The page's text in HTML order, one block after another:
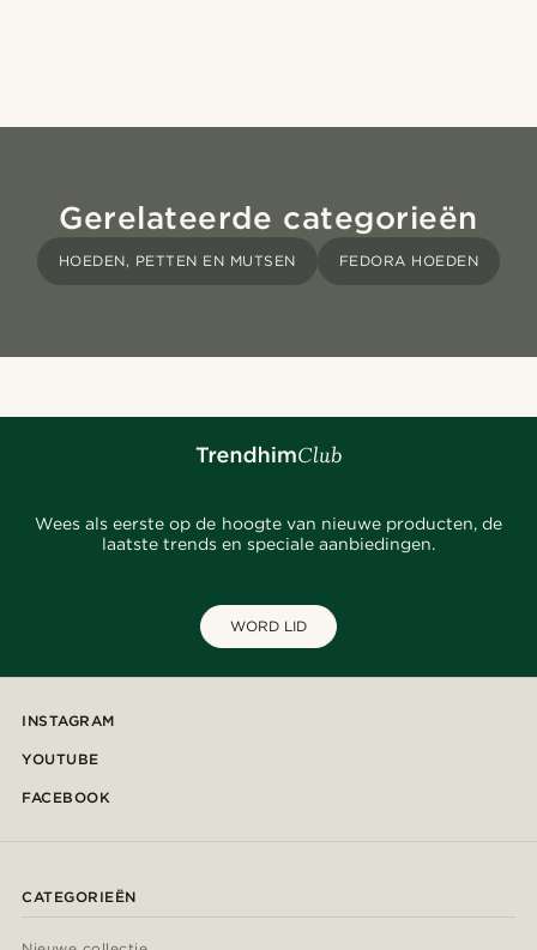
Gerelateerde categorieën
HOEDEN, PETTEN EN MUTSEN FEDORA HOEDEN
Wees als eerste op de hoogte van nieuwe producten, de
laatste trends en speciale aanbiedingen.
WORD LID
INSTAGRAM
YOUTUBE
FACEBOOK
CATEGORIEËN